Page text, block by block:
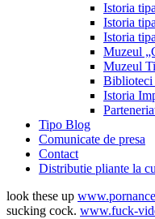
Istoria
Istoria
Istoria
Muzeul
Muzeul
Biblioteci
Istoria
Tipo Blog
Comunicate de presa
Contact
Distributie pliante la
look these up
sucking cock. www.fuck-